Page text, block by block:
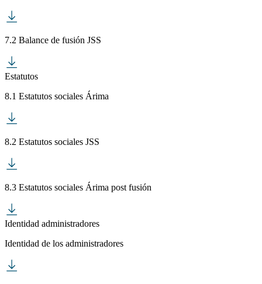
7.2 Balance de fusión JSS
Estatutos
8.1 Estatutos sociales Árima
8.2 Estatutos sociales JSS
8.3 Estatutos sociales Árima post fusión
Identidad administradores
Identidad de los administradores